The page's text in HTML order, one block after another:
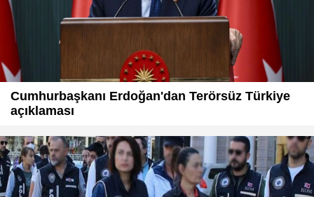
Cumhurbaşkanı Erdoğan'dan Terörsüz Türkiye
açıklaması